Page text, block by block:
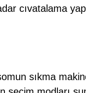
cıvatalama
sıkma